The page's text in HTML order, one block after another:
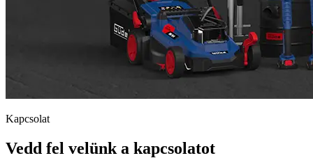
Kapcsolat
Vedd fel velünk a kapcsolatot